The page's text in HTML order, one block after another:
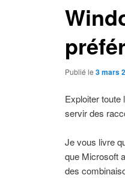
Publié le 3 mars
Exploiter toute
servir des
Je vous livre
que Microsoft
des